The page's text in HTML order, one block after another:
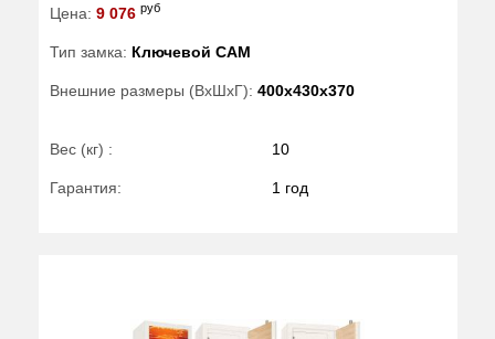
Цена: 9 076 руб
Тип замка: Ключевой САМ
Внешние размеры (ВхШхГ): 400x430x370
Вес (кг) : 10
Гарантия: 1 год